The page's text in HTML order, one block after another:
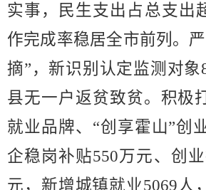
实事， 民生支出占总支出
作完成率稳居全市前列。
摘” ，新识别认定监测对象
县无一户返贫致贫。积极
就业品牌、 “创享霍山”创
企稳岗补贴550万元、创
元，新增城镇就业5069人，